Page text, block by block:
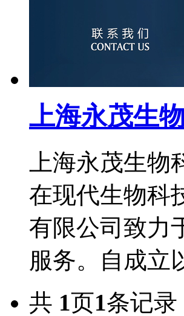
上海永茂生
上海永茂生
在现代生物科
有限公司致力
服务。自成立
共 1页1条记录